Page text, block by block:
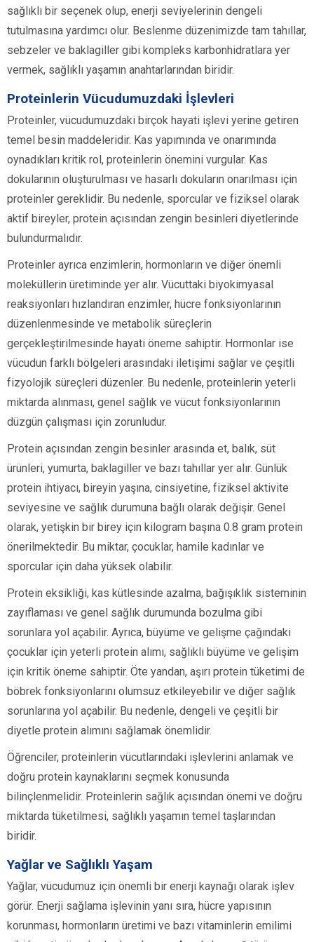
sağlıklı bir seçenek olup, enerji seviyelerinin dengeli
tutulmasına yardımcı olur. Beslenme düzenimizde tam tahıllar,
sebzeler ve baklagiller gibi kompleks karbonhidratlara yer
vermek, sağlıklı yaşamın anahtarlarından biridir.
Proteinlerin Vücudumuzdaki İşlevleri
Proteinler, vücudumuzdaki birçok hayati işlevi yerine getiren
temel besin maddeleridir. Kas yapımında ve onarımında
oynadıkları kritik rol, proteinlerin önemini vurgular. Kas
dokularının oluşturulması ve hasarlı dokuların onarılması için
proteinler gereklidir. Bu nedenle, sporcular ve fiziksel olarak
aktif bireyler, protein açısından zengin besinleri diyetlerinde
bulundurmalıdır.
Proteinler ayrıca enzimlerin, hormonların ve diğer önemli
moleküllerin üretiminde yer alır. Vücuttaki biyokimyasal
reaksiyonları hızlandıran enzimler, hücre fonksiyonlarının
düzenlenmesinde ve metabolik süreçlerin
gerçekleştirilmesinde hayati öneme sahiptir. Hormonlar ise
vücudun farklı bölgeleri arasındaki iletişimi sağlar ve çeşitli
fizyolojik süreçleri düzenler. Bu nedenle, proteinlerin yeterli
miktarda alınması, genel sağlık ve vücut fonksiyonlarının
düzgün çalışması için zorunludur.
Protein açısından zengin besinler arasında et, balık, süt
ürünleri, yumurta, baklagiller ve bazı tahıllar yer alır. Günlük
protein ihtiyacı, bireyin yaşına, cinsiyetine, fiziksel aktivite
seviyesine ve sağlık durumuna bağlı olarak değişir. Genel
olarak, yetişkin bir birey için kilogram başına 0.8 gram protein
önerilmektedir. Bu miktar, çocuklar, hamile kadınlar ve
sporcular için daha yüksek olabilir.
Protein eksikliği, kas kütlesinde azalma, bağışıklık sisteminin
zayıflaması ve genel sağlık durumunda bozulma gibi
sorunlara yol açabilir. Ayrıca, büyüme ve gelişme çağındaki
çocuklar için yeterli protein alımı, sağlıklı büyüme ve gelişim
için kritik öneme sahiptir. Öte yandan, aşırı protein tüketimi de
böbrek fonksiyonlarını olumsuz etkileyebilir ve diğer sağlık
sorunlarına yol açabilir. Bu nedenle, dengeli ve çeşitli bir
diyetle protein alımını sağlamak önemlidir.
Öğrenciler, proteinlerin vücutlarındaki işlevlerini anlamak ve
doğru protein kaynaklarını seçmek konusunda
bilinçlenmelidir. Proteinlerin sağlık açısından önemi ve doğru
miktarda tüketilmesi, sağlıklı yaşamın temel taşlarından
biridir.
Yağlar ve Sağlıklı Yaşam
Yağlar, vücudumuz için önemli bir enerji kaynağı olarak işlev
görür. Enerji sağlama işlevinin yanı sıra, hücre yapısının
korunması, hormonların üretimi ve bazı vitaminlerin emilimi